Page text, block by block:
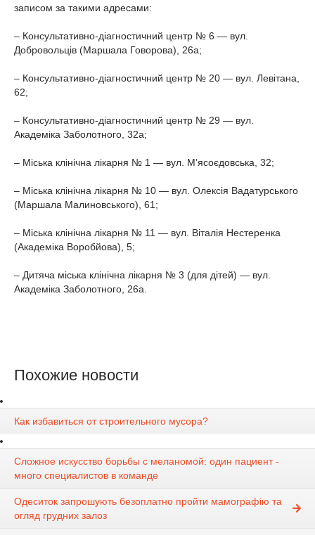
записом за такими адресами:
– Консультативно-діагностичний центр № 6 — вул.
Добровольців (Маршала Говорова), 26а;
– Консультативно-діагностичний центр № 20 — вул. Левітана,
62;
– Консультативно-діагностичний центр № 29 — вул.
Академіка Заболотного, 32а;
– Міська клінічна лікарня № 1 — вул. М’ясоєдовська, 32;
– Міська клінічна лікарня № 10 — вул. Олексія Вадатурського
(Маршала Малиновського), 61;
– Міська клінічна лікарня № 11 — вул. Віталія Нестеренка
(Академіка Воробйова), 5;
– Дитяча міська клінічна лікарня № 3 (для дітей) — вул.
Академіка Заболотного, 26а.
Похожие новости
Как избавиться от строительного мусора?
Сложное искусство борьбы с меланомой: один пациент -
много специалистов в команде
Одеситок запрошують безоплатно пройти мамографію та
огляд грудних залоз